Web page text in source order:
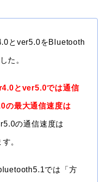
とver5.0をBluetooth
た。
とver5.0では通信
の最大通信速度は
の通信速度は
。
では「方